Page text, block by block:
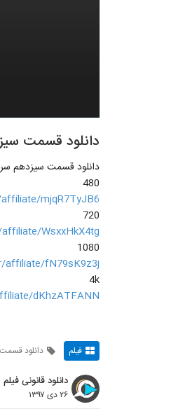
دانلود قسمت
دانلود قسمت سیزدهم
480
mjqR7TyJB6
720
WsxxHkX4tg
1080
affiliate/fN79sK9z3j
4k
dKhzATFANN
فیلم دانلود
دانلود قانونی
۲۶ دی ۱۳۹۷